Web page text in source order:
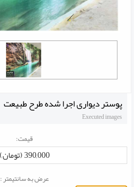
پوستر دیواری اجرا شده طرح طبیعت
Executed images
قیمت:
390,000 (تومان)
عرض به سانتیمتر :